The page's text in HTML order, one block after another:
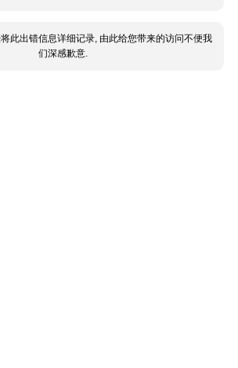
此出错信息详细记录, 由此给您带来的访问不便我
们深感歉意.